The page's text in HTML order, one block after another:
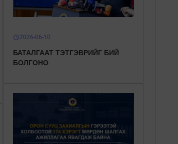
schedule2026-06-10
БАТАЛГААТ ТЭТГЭВРИЙГ БИЙ
БОЛГОНО